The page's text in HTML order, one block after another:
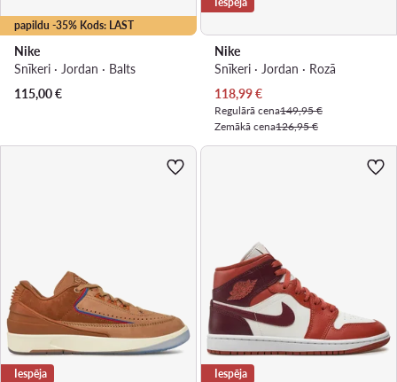
papildu -35% Kods: LAST
Nike
Snīkeri · Jordan · Balts
115,00€
Nike
Snīkeri · Jordan · Rozā
Pašreizējā cena
118,99€
Regulārā cena149,95 €
Zemākā cena126,95 €
Iespēja Iespēja